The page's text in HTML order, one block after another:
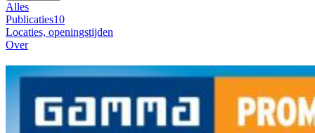
Alles
Publicaties10
Locaties, openingstijden
Over